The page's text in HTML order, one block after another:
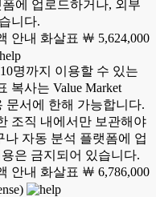
에 업로드하거나, 외부
니다.
￦ 5,624,000
명까지 이용할 수 있는
복사는 Value Market
문서에 한해 가능합니다.
조직 내에서만 보관해야
자동 분석 플랫폼에 업
은 금지되어 있습니다.
￦ 6,786,000